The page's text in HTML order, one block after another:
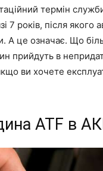
термін
7 років, після якого
А це означає. Що
прийдуть в
ви хочете
ATF в